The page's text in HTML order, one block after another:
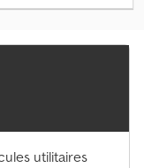
livré avec godet et
préalable. Dsdpfjt
utilitaires